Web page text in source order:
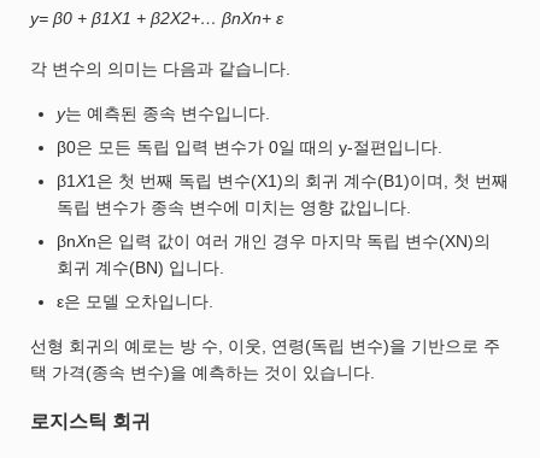
y= β0 + β1X1 + β2X2+… βnXn+ ε
각 변수의 의미는 다음과 같습니다.
y는 예측된 종속 변수입니다.
β0은 모든 독립 입력 변수가 0일 때의 y-절편입니다.
β1 X1은 첫 번째 독립 변수(X1)의 회귀 계수(B1)이며, 첫 번째
독립 변수가 종속 변수에 미치는 영향 값입니다.
βnXn은 입력 값이 여러 개인 경우 마지막 독립 변수(XN)의
회귀 계수(BN) 입니다.
ε은 모델 오차입니다.
선형 회귀의 예로는 방 수, 이웃, 연령(독립 변수)을 기반으로 주
택 가격(종속 변수)을 예측하는 것이 있습니다.
로지스틱 회귀